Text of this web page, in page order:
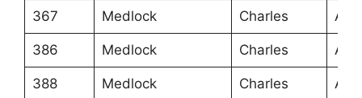
367 Medlock Charles
386 Medlock Charles
388 Medlock Charles